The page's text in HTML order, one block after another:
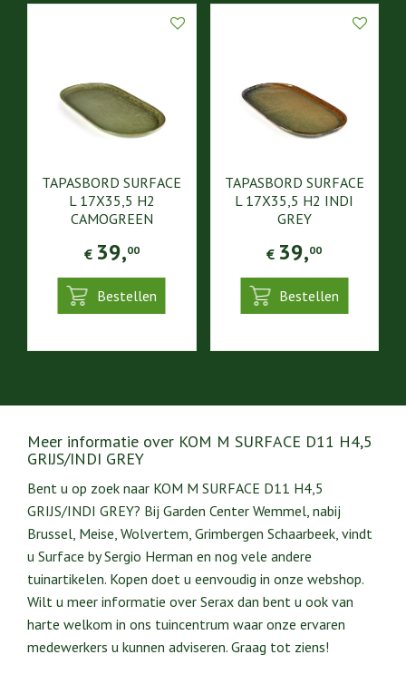
TAPASBORD SURFACE
L 17X35,5 H2
CAMOGREEN
€ 39,00
Bestellen
TAPASBORD SURFACE
L 17X35,5 H2 INDI
GREY
€ 39,00
Bestellen
Meer informatie over KOM M SURFACE D11 H4,5
GRIJS/INDI GREY
Bent u op zoek naar KOM M SURFACE D11 H4,5
GRIJS/INDI GREY? Bij Garden Center Wemmel, nabij
Brussel, Meise, Wolvertem, Grimbergen Schaarbeek, vindt
u Surface by Sergio Herman en nog vele andere
tuinartikelen. Kopen doet u eenvoudig in onze webshop.
Wilt u meer informatie over Serax dan bent u ook van
harte welkom in ons tuincentrum waar onze ervaren
medewerkers u kunnen adviseren. Graag tot ziens!